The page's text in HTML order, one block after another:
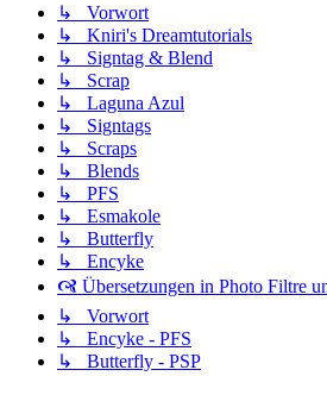
↳ Vorwort
↳ Kniri's Dreamtutorials
↳ Signtag & Blend
↳ Scrap
↳ Laguna Azul
↳ Signtags
↳ Scraps
↳ Blends
↳ PFS
↳ Esmakole
↳ Butterfly
↳ Encyke
🙧 Übersetzungen in Photo Filtre
↳ Vorwort
↳ Encyke - PFS
↳ Butterfly - PSP